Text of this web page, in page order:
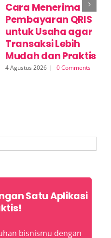
Cara Menerima
Pembayaran QRIS
untuk Usaha agar
Transaksi Lebih
Mudah dan Praktis
4 Agustus 2026 | 0 Comments
Satu Aplikasi
bisnismu dengan